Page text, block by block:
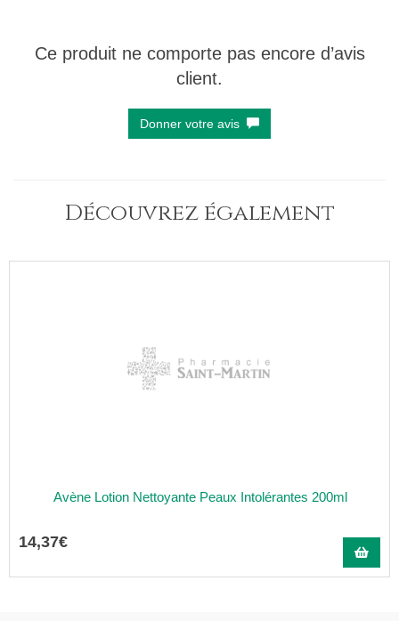
Ce produit ne comporte pas encore d’avis
client.
Donner votre avis
Découvrez également
Avène Lotion Nettoyante Peaux Intolérantes 200ml
14,37€